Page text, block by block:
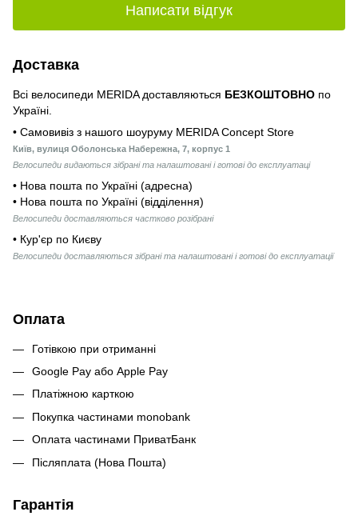
Написати відгук
Доставка
Всі велосипеди MERIDA доставляються БЕЗКОШТОВНО по
Україні.
• Самовивіз з нашого шоуруму MERIDA Concept Store
Київ, вулиця Оболонська Набережна, 7, корпус 1
Велосипеди видаються зібрані та налаштовані і готові до експлуатаці
• Нова пошта по Україні (адресна)
• Нова пошта по Україні (відділення)
Велосипеди доставляються частково розібрані
• Кур'єр по Києву
Велосипеди доставляються зібрані та налаштовані і готові до експлуатації
Оплата
Готівкою при отриманні
Google Pay або Apple Pay
Платіжною карткою
Покупка частинами monobank
Оплата частинами ПриватБанк
Післяплата (Нова Пошта)
Гарантія